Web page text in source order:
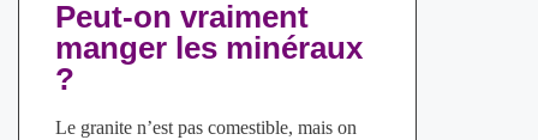
Peut-on vraiment
manger les minéraux
?
Le granite n’est pas comestible, mais on